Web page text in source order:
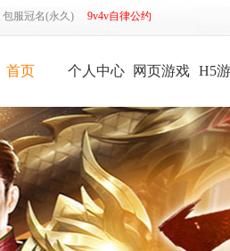
包服冠名(永久) 9v4v自律公约
首页 个人中心 网页游戏 H5